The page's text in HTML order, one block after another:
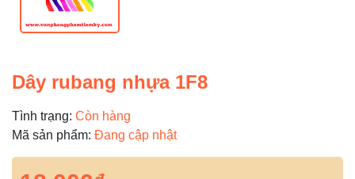
Dây rubang nhựa 1F8
Tình trạng: Còn hàng
Mã sản phẩm: Đang cập nhật